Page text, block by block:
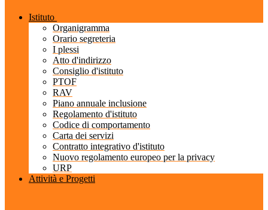
Istituto
Organigramma
Orario segreteria
I plessi
Atto d'indirizzo
Consiglio d'istituto
PTOF
RAV
Piano annuale inclusione
Regolamento d'istituto
Codice di comportamento
Carta dei servizi
Contratto integrativo d'istituto
Nuovo regolamento europeo per la privacy
URP
Attività e Progetti